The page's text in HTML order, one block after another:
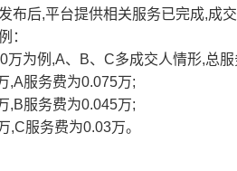
布后,平台提供相关服务已完成,成
：
万为例,A、B、C多成交人情形,总
,A服务费为0.075万;
,B服务费为0.045万;
,C服务费为0.03万。